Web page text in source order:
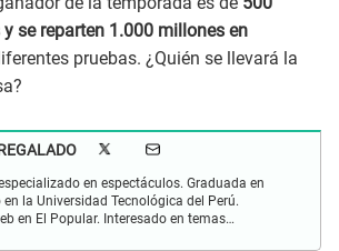
se reparten 1.000 millones en
pruebas. ¿Quién se llevará la
en espectáculos. Graduada en
la Universidad Tecnológica del Perú.
en El Popular. Interesado en temas